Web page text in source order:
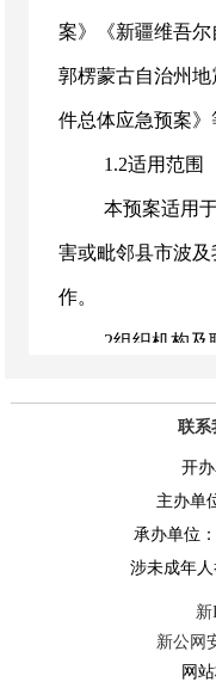
案》《新疆维吾
郭楞蒙古自治州
件总体应急预案》
1.2适用范围
本预案适用
害或毗邻县市波
作。
2组织机构及
县抗震救灾
调全县抗震救灾
府主要领导担任
分管领导担任。
挥部成员单位负
联系
开
主办单
承办单位
涉未成年
新
新公网
网